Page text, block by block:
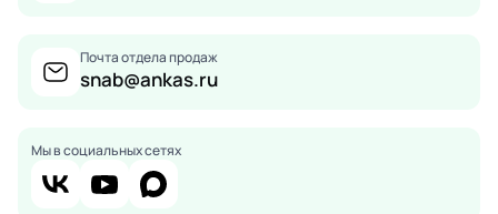
Почта отдела продаж
snab@ankas.ru
Мы в социальных сетях